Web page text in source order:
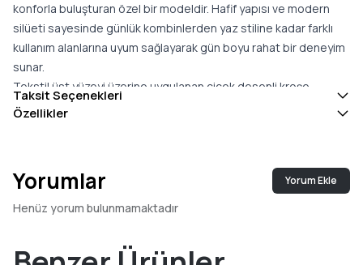
konforla buluşturan özel bir modeldir. Hafif yapısı ve modern
silüeti sayesinde günlük kombinlerden yaz stiline kadar farklı
kullanım alanlarına uyum sağlayarak gün boyu rahat bir deneyim
sunar.
Tekstil üst yüzeyi üzerine uygulanan çiçek desenli kroşe
kaplama, modele el işçiliğini andıran estetik bir görünüm
alan yumuşak dolgu ise ayağı nazikçe destekleyerek uzun süreli
kullanımlarda konfor hissini artırır.
Modelin içerisinde bulunan çıkarılabilir CloudBound™ tabanlık,
yapısını destekleyerek gün boyu yumuşak basış hissi ve üstün
konfor sunar. Çıkarılabilir yapısı sayesinde kişisel kullanım
Taksit Seçenekleri
Özellikler
Yorumlar Yorum Ekle
Henüz yorum bulunmamaktadır